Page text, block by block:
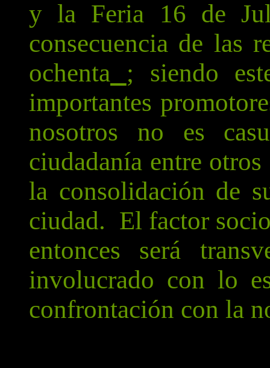
y la Feria 16 de
consecuencia de las
ochenta
; siendo
importantes
nosotros no es
ciudadanía entre
la consolidación de
ciudad. El factor
entonces será
involucrado con lo
confrontación con la